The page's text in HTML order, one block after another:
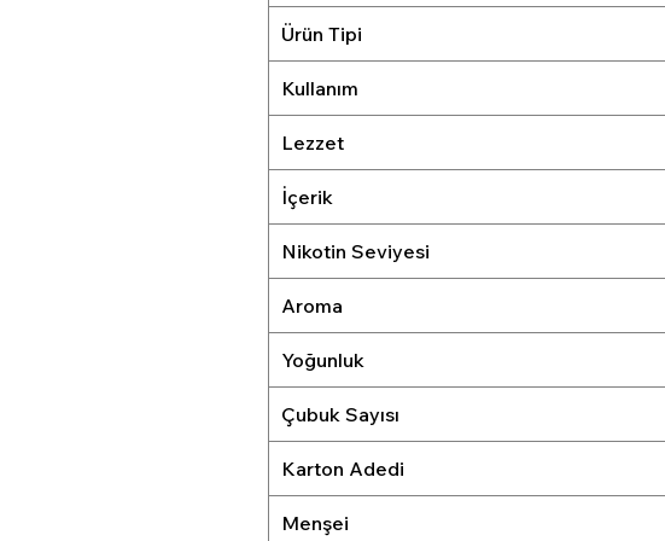
Ürün Tipi
Kullanım
Lezzet
İçerik
Nikotin Seviyesi
Aroma
Yoğunluk
Çubuk Sayısı
Karton Adedi
Menşei